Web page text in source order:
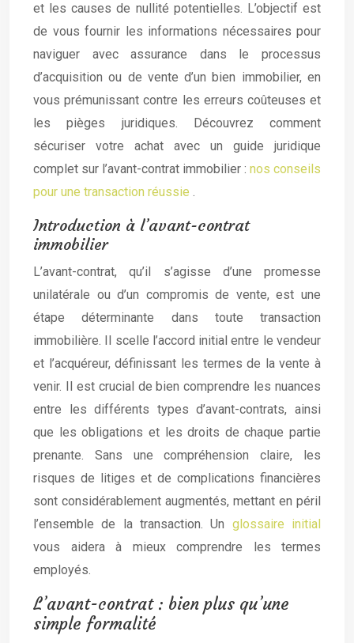
et les causes de nullité potentielles. L’objectif est
de vous fournir les informations nécessaires pour
naviguer avec assurance dans le processus
d’acquisition ou de vente d’un bien immobilier, en
vous prémunissant contre les erreurs coûteuses et
les pièges juridiques. Découvrez comment
sécuriser votre achat avec un guide juridique
complet sur l’avant-contrat immobilier : nos conseils
pour une transaction réussie .
Introduction à l’avant-contrat
immobilier
L’avant-contrat, qu’il s’agisse d’une promesse
unilatérale ou d’un compromis de vente, est une
étape déterminante dans toute transaction
immobilière. Il scelle l’accord initial entre le vendeur
et l’acquéreur, définissant les termes de la vente à
venir. Il est crucial de bien comprendre les nuances
entre les différents types d’avant-contrats, ainsi
que les obligations et les droits de chaque partie
prenante. Sans une compréhension claire, les
risques de litiges et de complications financières
sont considérablement augmentés, mettant en péril
l’ensemble de la transaction. Un glossaire initial
vous aidera à mieux comprendre les termes
employés.
L’avant-contrat : bien plus qu’une
simple formalité